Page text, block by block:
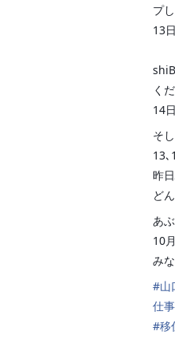
プ
13
く
14
そ
13､
昨
ど
あ
10
み
#山
仕
#移